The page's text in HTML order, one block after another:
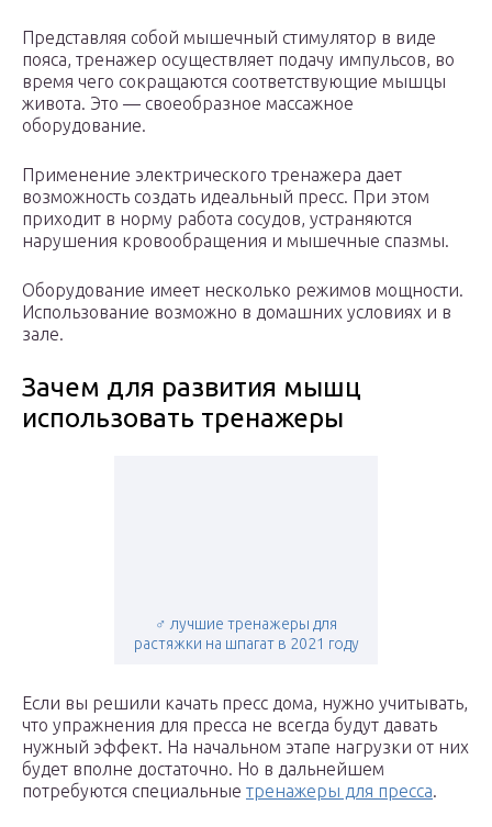
Представляя собой мышечный стимулятор в виде
пояса, тренажер осуществляет подачу импульсов, во
время чего сокращаются соответствующие мышцы
живота. Это — своеобразное массажное
оборудование.
Применение электрического тренажера дает
возможность создать идеальный пресс. При этом
приходит в норму работа сосудов, устраняются
нарушения кровообращения и мышечные спазмы.
Оборудование имеет несколько режимов мощности.
Использование возможно в домашних условиях и в
зале.
Зачем для развития мышц
использовать тренажеры
‍♂️ лучшие тренажеры для
растяжки на шпагат в 2021 году
Если вы решили качать пресс дома, нужно учитывать,
что упражнения для пресса не всегда будут давать
нужный эффект. На начальном этапе нагрузки от них
будет вполне достаточно. Но в дальнейшем
потребуются специальные тренажеры для пресса.